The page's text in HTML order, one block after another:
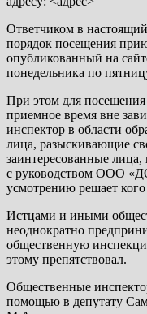
Ответчиком в
порядок посещения
опубликованный на
понедельника по
При этом для
приемное время вне
инспектор в области
лица, разыскивающие
заинтересованные лица,
с руководством ООО
усмотрению решает кого
Истцами и иными
неоднократно
общественную
этому препятствовал.
Общественные
помощью в депутату